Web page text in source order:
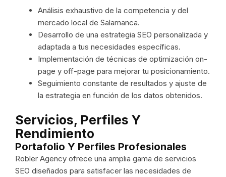
Análisis exhaustivo de la competencia y del
mercado local de Salamanca.
Desarrollo de una estrategia SEO personalizada y
adaptada a tus necesidades específicas.
Implementación de técnicas de optimización on-
page y off-page para mejorar tu posicionamiento.
Seguimiento constante de resultados y ajuste de
la estrategia en función de los datos obtenidos.
Servicios, Perfiles Y
Rendimiento
Portafolio Y Perfiles Profesionales
Robler Agency ofrece una amplia gama de servicios
SEO diseñados para satisfacer las necesidades de